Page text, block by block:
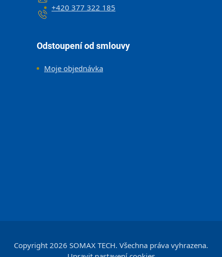
+420 377 322 185
Odstoupení od smlouvy
Moje objednávka
Copyright 2026 SOMAX TECH. Všechna práva vyhrazena.